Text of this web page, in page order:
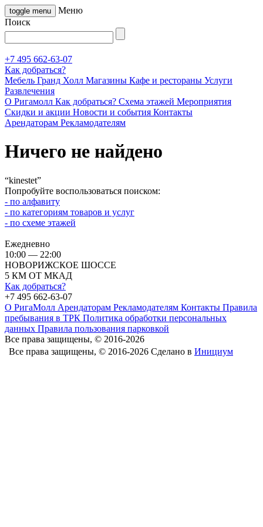
toggle menu
Меню
Поиск
+7 495 662-63-07
Как добраться?
Мебель Гранд Холл Магазины Кафе и рестораны Услуги
Развлечения
О Ригамолл Как добраться? Схема этажей Мероприятия
Скидки и акции Новости и события Контакты
Арендаторам Рекламодателям
Ничего не найдено
“kinestet”
Попробуйте воспользоваться поиском:
- по алфавиту
- по категориям товаров и услуг
- по схеме этажей
Ежедневно
10:00 — 22:00
НОВОРИЖСКОЕ ШОССЕ
5 КМ ОТ МКАД
Как добраться?
+7 495 662-63-07
О РигаМолл Арендаторам Рекламодателям Контакты Правила
пребывания в ТРК Политика обработки персональных
данных Правила пользования парковкой
Все права защищены, © 2016-2026
Все права защищены, © 2016-2026 Сделано в Инициум